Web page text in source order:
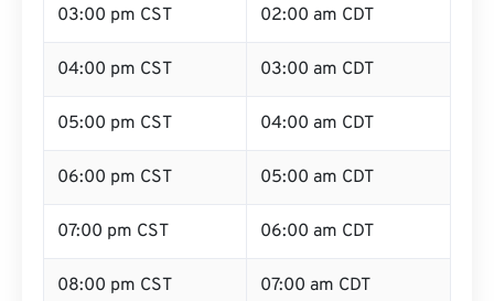
03:00 pm CST 02:00 am CDT
04:00 pm CST 03:00 am CDT
05:00 pm CST 04:00 am CDT
06:00 pm CST 05:00 am CDT
07:00 pm CST 06:00 am CDT
08:00 pm CST 07:00 am CDT